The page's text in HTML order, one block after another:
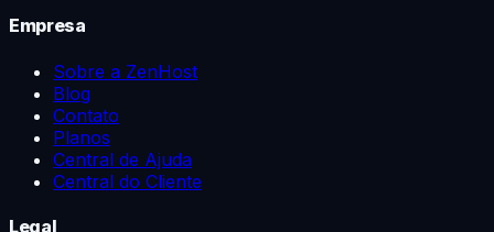
Empresa
Sobre a ZenHost
Blog
Contato
Planos
Central de Ajuda
Central do Cliente
Legal